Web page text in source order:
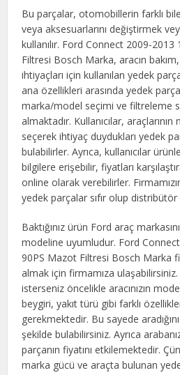
Bu parçalar, otomobillerin farklı
veya aksesuarlarını değiştirmek
kullanılır. Ford Connect 2009-
Filtresi Bosch Marka, aracın
ihtiyaçları için kullanılan yedek
ana özellikleri arasında yedek
marka/model seçimi ve filtreleme
almaktadır. Kullanıcılar, araçlarının
seçerek ihtiyaç duydukları yedek
bulabilirler. Ayrıca, kullanıcılar
bilgilere erişebilir, fiyatları
online olarak verebilirler.
yedek parçalar sıfır olup distribütör
Baktığınız ürün Ford araç
modeline uyumludur. Ford
90PS Mazot Filtresi Bosch Marka
almak için firmamıza
isterseniz öncelikle aracınızın
beygiri, yakıt türü gibi farklı
gerekmektedir. Bu sayede
şekilde bulabilirsiniz. Ayrıca
parçanın fiyatını etkilemektedir.
marka gücü ve araçta bulunan